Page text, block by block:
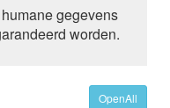
/ CALCIUM
gegevens
worden.
OpenAll